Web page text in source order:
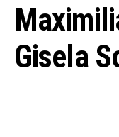
Gisela